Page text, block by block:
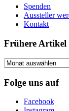
Spenden
Aussteller
Kontakt
Frühere Artikel
Frühere
Folge uns auf
Facebook